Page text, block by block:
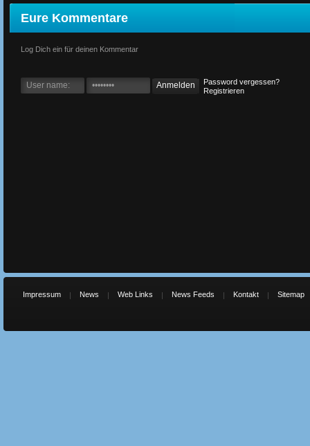
Eure Kommentare
Log Dich ein für deinen Kommentar
Password vergessen?
Registrieren
Impressum News Web Links News Feeds Kontakt Sitemap